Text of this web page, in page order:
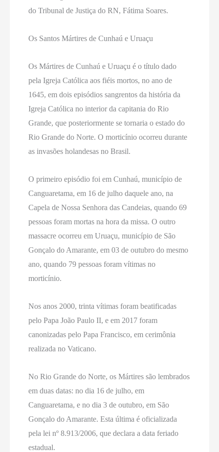
do Tribunal de Justiça do RN, Fátima Soares.
Os Santos Mártires de Cunhaú e Uruaçu
Os Mártires de Cunhaú e Uruaçu é o título dado
pela Igreja Católica aos fiéis mortos, no ano de
1645, em dois episódios sangrentos da história da
Igreja Católica no interior da capitania do Rio
Grande, que posteriormente se tornaria o estado do
Rio Grande do Norte. O morticínio ocorreu durante
as invasões holandesas no Brasil.
O primeiro episódio foi em Cunhaú, município de
Canguaretama, em 16 de julho daquele ano, na
Capela de Nossa Senhora das Candeias, quando 69
pessoas foram mortas na hora da missa. O outro
massacre ocorreu em Uruaçu, município de São
Gonçalo do Amarante, em 03 de outubro do mesmo
ano, quando 79 pessoas foram vítimas no
morticínio.
Nos anos 2000, trinta vítimas foram beatificadas
pelo Papa João Paulo II, e em 2017 foram
canonizadas pelo Papa Francisco, em cerimônia
realizada no Vaticano.
No Rio Grande do Norte, os Mártires são lembrados
em duas datas: no dia 16 de julho, em
Canguaretama, e no dia 3 de outubro, em São
Gonçalo do Amarante. Esta última é oficializada
pela lei nº 8.913/2006, que declara a data feriado
estadual.